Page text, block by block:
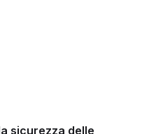
sicurezza delle